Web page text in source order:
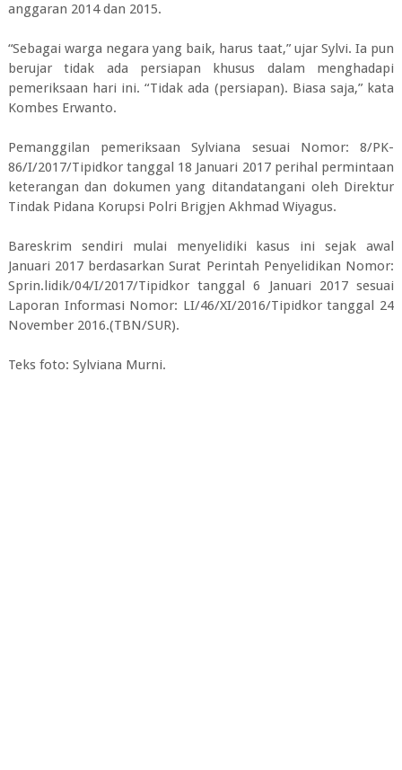
anggaran 2014 dan 2015.
“Sebagai warga negara yang baik, harus taat,” ujar Sylvi. Ia pun
berujar tidak ada persiapan khusus dalam menghadapi
pemeriksaan hari ini. “Tidak ada (persiapan). Biasa saja,” kata
Kombes Erwanto.
Pemanggilan pemeriksaan Sylviana sesuai Nomor: 8/PK-
86/I/2017/Tipidkor tanggal 18 Januari 2017 perihal permintaan
keterangan dan dokumen yang ditandatangani oleh Direktur
Tindak Pidana Korupsi Polri Brigjen Akhmad Wiyagus.
Bareskrim sendiri mulai menyelidiki kasus ini sejak awal
Januari 2017 berdasarkan Surat Perintah Penyelidikan Nomor:
Sprin.lidik/04/I/2017/Tipidkor tanggal 6 Januari 2017 sesuai
Laporan Informasi Nomor: LI/46/XI/2016/Tipidkor tanggal 24
November 2016.(TBN/SUR).
Teks foto: Sylviana Murni.